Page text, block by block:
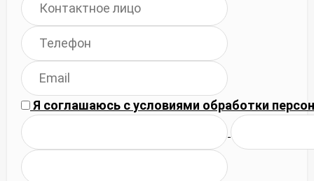
Я соглашаюсь сусловиями обработки